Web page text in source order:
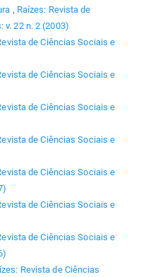
, Raízes: Revista de
v. 22 n. 2 (2003)
de Ciências Sociais e
de Ciências Sociais e
de Ciências Sociais e
de Ciências Sociais e
de Ciências Sociais e
de Ciências Sociais e
de Ciências Sociais e
Revista de Ciências